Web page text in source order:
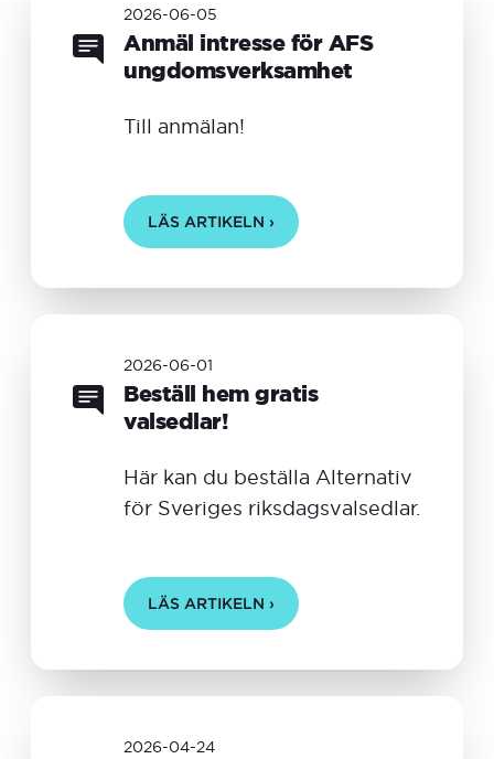
2026-06-05
Anmäl intresse för AFS
ungdomsverksamhet
Till anmälan!
LÄS ARTIKELN ›
2026-06-01
Beställ hem gratis
valsedlar!
Här kan du beställa Alternativ
för Sveriges riksdagsvalsedlar.
LÄS ARTIKELN ›
2026-04-24